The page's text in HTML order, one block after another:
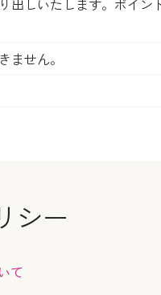
出しいたします。ポイン
ません。
シー
て